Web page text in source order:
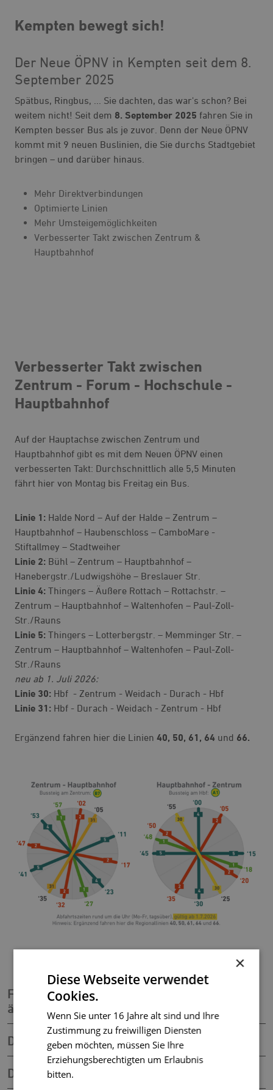
Kempten bewegt sich!
Der Neue ÖPNV in Kempten seit dem 8.
September 2025
Spätbus, Ringbus, ... Sie dachten, das war's schon? Bei
weitem nicht! Seit dem 8. September 2025 fahren Sie in
Kempten besser Bus als je zuvor. Denn der Neue ÖPNV
kommt mit 9 neuen Buslinien, die Sie durchs Stadtgebiet
bringen – und darüber hinaus.
Mehr Direktverbindungen
Optimierte Linien
Mehr Umsteigemöglichkeiten
Verbesserter Takt zwischen Zentrum &
Hauptbahnhof
Verbesserter Takt zwischen
Zentrum - Forum - Hochschule -
Hauptbahnhof
Auf der Hauptachse zwischen Zentrum und
Hauptbahnhof gibt es mit dem Neuen ÖPNV einen
verbesserten Takt: Durchschnittlich alle 5,5 Minuten
fährt hier von Montag bis Freitag ein Bus.
Linie 1: Halde Nord – Auf der Halde – Zentrum –
Hauptbahnhof – Haubenschloss – CamboMare -
Stiftallmey – Stadtweiher
Linie 2: Bühl – Zentrum – Hauptbahnhof –
Hanebergstr./Ludwigshöhe – Breslauer Str.
Linie 4: Thingers – Äußere Rottach – Rottachstr. –
Zentrum – Hauptbahnhof – Waltenhofen – Paul-Zoll-
Str./Rauns
Linie 5: Thingers – Lotterbergstr. – Memminger Str. –
Zentrum – Hauptbahnhof – Waltenhofen – Paul-Zoll-
Str./Rauns
neu ab 1. Juli 2026:
Linie 30: Hbf - Zentrum - Weidach - Durach - Hbf
Linie 31: Hbf - Durach - Weidach - Zentrum - Hbf
Ergänzend fahren hier die Linien 40, 50, 61, 64 und 66.
Fahrplanwechsel am 14.12.2025 - Was
ändert sich?
Die Änderungen im Überblick
Die neuen Buslinien 1-11
×
Diese Webseite verwendet
Cookies.
Wenn Sie unter 16 Jahre alt sind und Ihre
Zustimmung zu freiwilligen Diensten
geben möchten, müssen Sie Ihre
Erziehungsberechtigten um Erlaubnis
bitten.